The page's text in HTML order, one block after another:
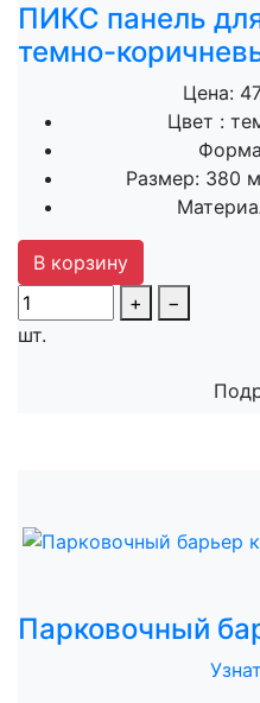
ПИКС панель
темно-
Цена:
Цвет :
Размер: 380
В корзину
+
−
шт.
Парковочный